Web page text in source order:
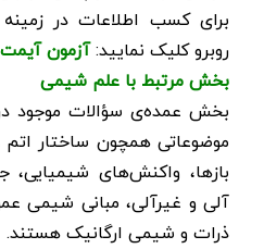
روبرو کلیک نمایید:آزمون آیمت
بخش مرتبط با علم شیمی
بخش عمده‌ی سؤالات موجود
موضوعاتی همچون ساختار اتم
بازها، واکنش‌های شیمیایی،
آلی و غیرآلی، مبانی شیمی
ذرات و شیمی ارگانیک هستند.